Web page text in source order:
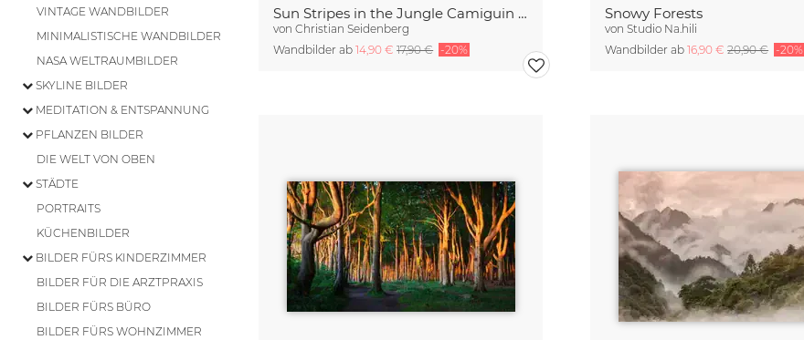
VINTAGE WANDBILDER
MINIMALISTISCHE WANDBILDER
NASA WELTRAUMBILDER
SKYLINE BILDER
MEDITATION & ENTSPANNUNG
PFLANZEN BILDER
DIE WELT VON OBEN
STÄDTE
PORTRAITS
KÜCHENBILDER
BILDER FÜRS KINDERZIMMER
BILDER FÜR DIE ARZTPRAXIS
BILDER FÜRS BÜRO
BILDER FÜRS WOHNZIMMER
Sun Stripes in the Jungle Camiguin Philippines
vonChristian Seidenberg
Wandbilder ab14,90 €17,90 € -20%
Snowy Forests
vonStudio Na.hili
Wandbilder ab16,90 €20,90 € -20%